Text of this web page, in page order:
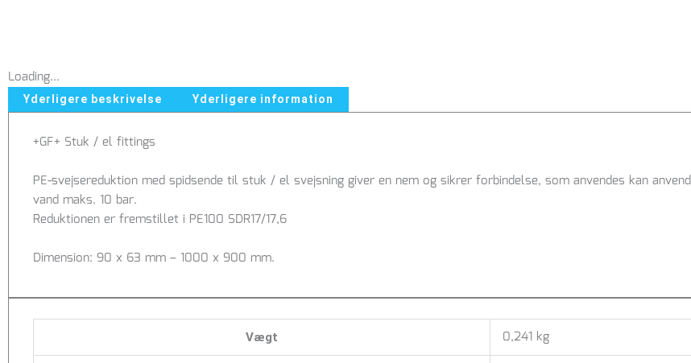
Loading...
Yderligere beskrivelse Yderligere information
+GF+ Stuk / el fittings
PE-svejsereduktion med spidsende til stuk / el svejsning giver en nem og sikrer forbindelse, som anvendes kan
vand maks. 10 bar.
Reduktionen er fremstillet i PE100 SDR17/17,6
Dimension: 90 x 63 mm – 1000 x 900 mm.
Vægt 0,241 kg